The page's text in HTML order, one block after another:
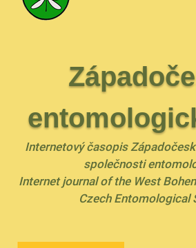
Internetový časopis
společnosti
Internet journal of the West
Czech Entomological